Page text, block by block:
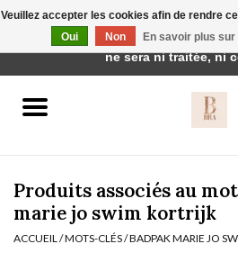
vêtements de nuit
Produits associés au
marie jo swim kortrijk
ACCUEIL /MOTS-CLÉS/BADPAK MARIE JO
Veuillez accepter les cookies afin de rendre
Oui
Non En savoir plus
Cette boutique est en construction.
ne sera ni traitée, ni